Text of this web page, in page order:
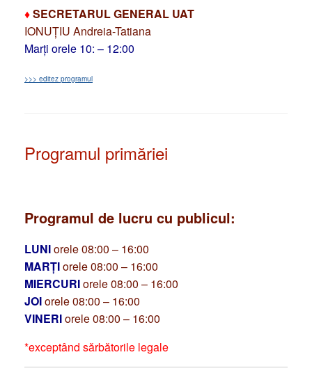
♦SECRETARUL GENERAL UAT
IONUȚIU Andreia-Tatiana
Marți orele 10: – 12:00
>>> editez programul
Programul primăriei
Programul de lucru cu publicul:
LUNIorele 08:00 – 16:00
MARȚIorele 08:00 – 16:00
MIERCURIorele 08:00 – 16:00
JOIorele 08:00 – 16:00
VINERIorele 08:00 – 16:00
*exceptând sărbătorile legale